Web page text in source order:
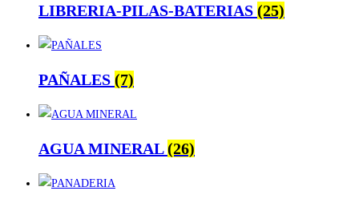
LIBRERIA-PILAS-BATERIAS (25)
PAÑALES (7)
AGUA MINERAL(26)